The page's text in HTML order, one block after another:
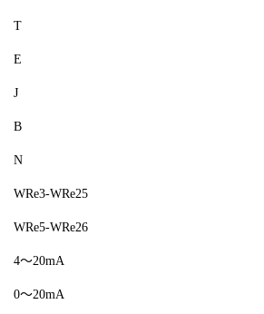
T
E
J
B
N
WRe3-WRe25
WRe5-WRe26
4～20mA
0～20mA